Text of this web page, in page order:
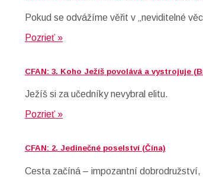
Pokud se odvážíme věřit v „neviditelné
Pozrieť »
CFAN: 3. Koho Ježíš povolává a vystrojuje
Ježíš si za učedníky nevybral elitu.
Pozrieť »
CFAN: 2. Jedinečné poselství (Čína)
Cesta začíná – impozantní